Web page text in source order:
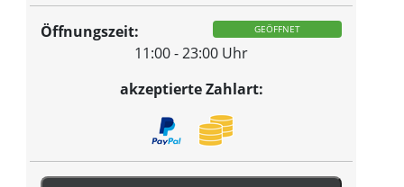
Öffnungszeit: GEÖFFNET
11:00 - 23:00 Uhr
akzeptierte Zahlart: